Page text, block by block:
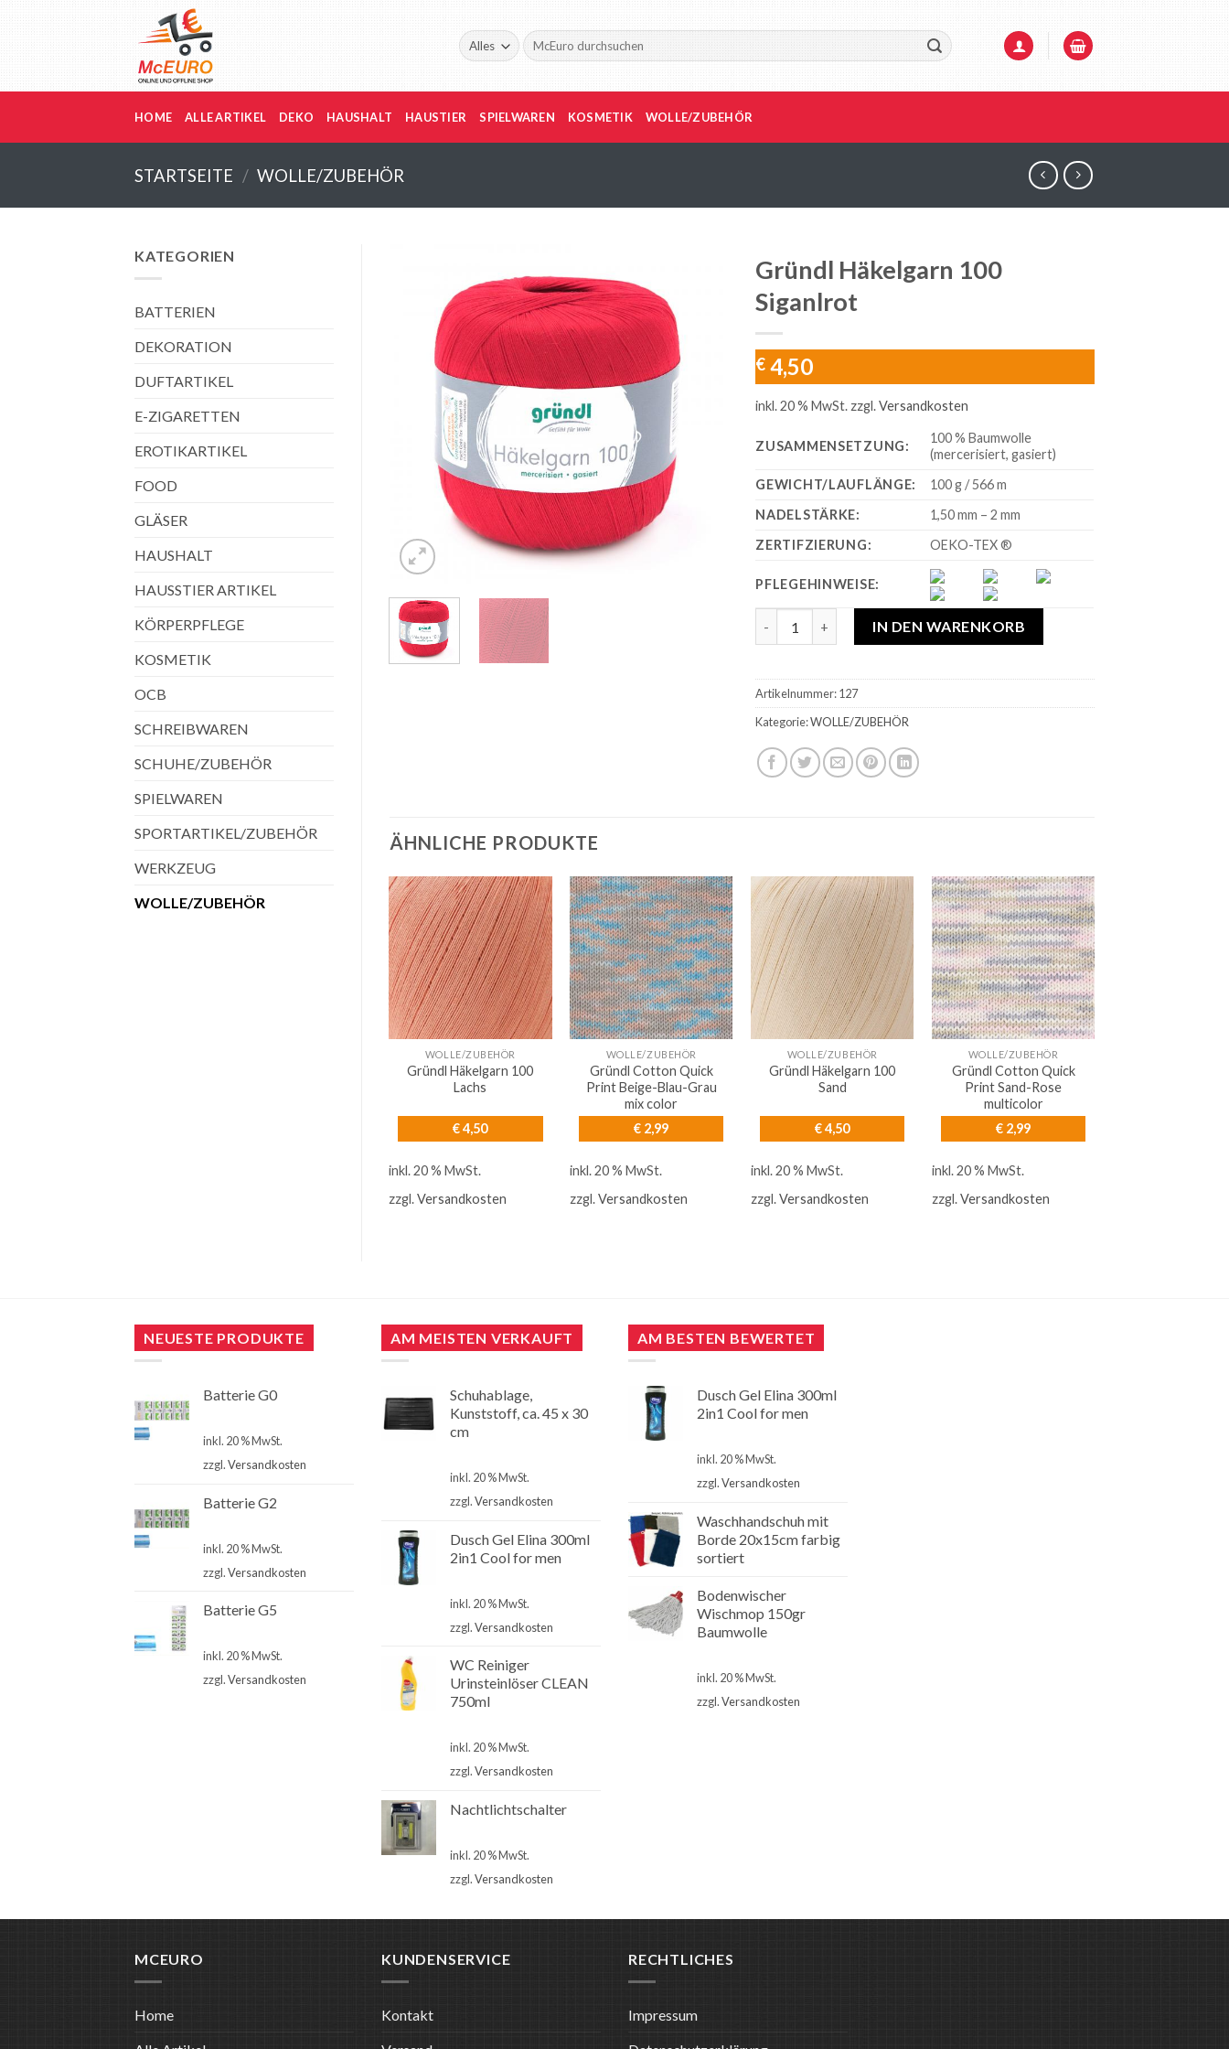
Suche
nach:
HOME ALLE ARTIKEL DEKO HAUSHALT HAUSTIER SPIELWAREN KOSMETIK WOLLE/ZUBEHÖR
STARTSEITE / WOLLE/ZUBEHÖR
KATEGORIEN
BATTERIEN
DEKORATION
DUFTARTIKEL
E-ZIGARETTEN
EROTIKARTIKEL
FOOD
GLÄSER
HAUSHALT
HAUSSTIER ARTIKEL
KÖRPERPFLEGE
KOSMETIK
OCB
SCHREIBWAREN
SCHUHE/ZUBEHÖR
SPIELWAREN
SPORTARTIKEL/ZUBEHÖR
WERKZEUG
WOLLE/ZUBEHÖR
Gründl Häkelgarn 100
Siganlrot
€ 4,50
inkl. 20 % MwSt. zzgl.Versandkosten
ZUSAMMENSETZUNG:
100 % Baumwolle
(mercerisiert, gasiert)
GEWICHT/LAUFLÄNGE:
100 g / 566 m
NADELSTÄRKE:
1,50 mm – 2 mm
ZERTIFZIERUNG:
OEKO-TEX ®
PFLEGEHINWEISE:
IN DEN WARENKORB
Artikelnummer:127
Kategorie:WOLLE/ZUBEHÖR
ÄHNLICHE PRODUKTE
WOLLE/ZUBEHÖR
Gründl Häkelgarn 100
Lachs
€4,50
inkl. 20 % MwSt.
zzgl.Versandkosten
WOLLE/ZUBEHÖR
Gründl Cotton Quick
Print Beige-Blau-Grau
mix color
€ 2,99
inkl. 20 % MwSt.
zzgl.Versandkosten
WOLLE/ZUBEHÖR
Gründl Häkelgarn 100
Sand
€4,50
inkl. 20 % MwSt.
zzgl.Versandkosten
WOLLE/ZUBEHÖR
Gründl Cotton Quick
Print Sand-Rose
multicolor
€ 2,99
inkl. 20 % MwSt.
zzgl.Versandkosten
NEUESTE PRODUKTE
Batterie G0
inkl. 20 % MwSt.
zzgl.Versandkosten
Batterie G2
inkl. 20 % MwSt.
zzgl.Versandkosten
Batterie G5
inkl. 20 % MwSt.
zzgl.Versandkosten
AM MEISTEN VERKAUFT
Schuhablage,
Kunststoff, ca. 45 x 30
cm
inkl. 20 % MwSt.
zzgl.Versandkosten
Dusch Gel Elina 300ml
2in1 Cool for men
inkl. 20 % MwSt.
zzgl.Versandkosten
WC Reiniger
Urinsteinlöser CLEAN
750ml
inkl. 20 % MwSt.
zzgl.Versandkosten
Nachtlichtschalter
inkl. 20 % MwSt.
zzgl.Versandkosten
AM BESTEN BEWERTET
Dusch Gel Elina 300ml
2in1 Cool for men
inkl. 20 % MwSt.
zzgl.Versandkosten
Waschhandschuh mit
Borde 20x15cm farbig
sortiert
Bodenwischer
Wischmop 150gr
Baumwolle
inkl. 20 % MwSt.
zzgl.Versandkosten
MCEURO
Home
KUNDENSERVICE
Kontakt
RECHTLICHES
Impressum